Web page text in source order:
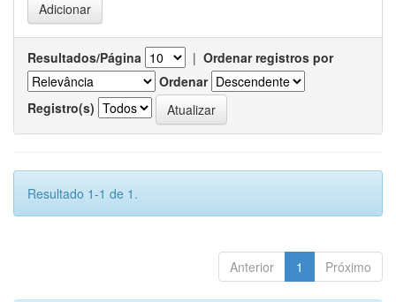
Resultados/Página | Ordenar registros por
Ordenar
Registro(s)
Resultado 1-1 de 1.
Anterior 1 Próximo